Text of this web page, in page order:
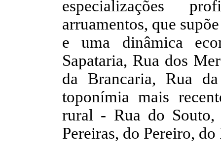
especializações
arruamentos, que
e uma dinâmica
Sapataria, Rua dos
da Brancaria, Rua
toponímia mais
rural - Rua do
Pereiras, do Pereiro,